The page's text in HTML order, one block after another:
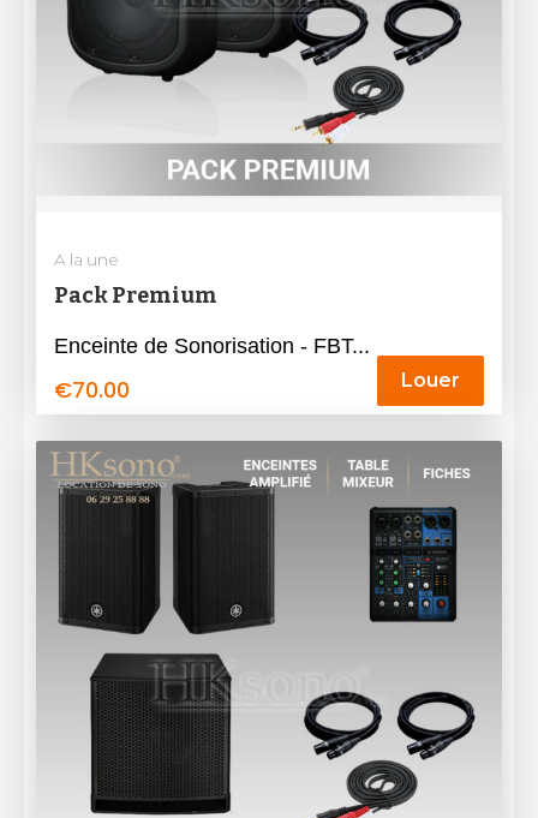
A la une
Pack Premium
Enceinte de Sonorisation - FBT...
€70.00 Louer